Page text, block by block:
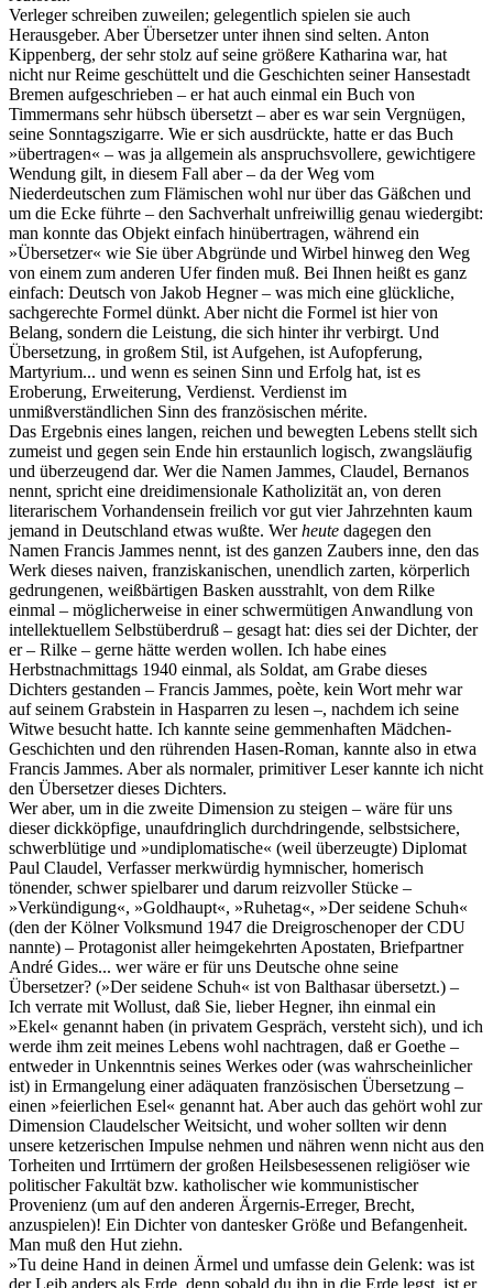
Verleger schreiben zuweilen; gelegentlich spielen sie auch
Herausgeber. Aber Übersetzer unter ihnen sind selten. Anton
Kippenberg, der sehr stolz auf seine größere Katharina war, hat
nicht nur Reime geschüttelt und die Geschichten seiner Hansestadt
Bremen aufgeschrieben ‒ er hat auch einmal ein Buch von
Timmermans sehr hübsch übersetzt ‒ aber es war sein Vergnügen,
seine Sonntagszigarre. Wie er sich ausdrückte, hatte er das Buch
»übertragen« ‒ was ja allgemein als anspruchsvollere, gewichtigere
Wendung gilt, in diesem Fall aber ‒ da der Weg vom
Niederdeutschen zum Flämischen wohl nur über das Gäßchen und
um die Ecke führte ‒ den Sachverhalt unfreiwillig genau wiedergibt:
man konnte das Objekt einfach hinübertragen, während ein
»Übersetzer« wie Sie über Abgründe und Wirbel hinweg den Weg
von einem zum anderen Ufer finden muß. Bei Ihnen heißt es ganz
einfach: Deutsch von Jakob Hegner ‒ was mich eine glückliche,
sachgerechte Formel dünkt. Aber nicht die Formel ist hier von
Belang, sondern die Leistung, die sich hinter ihr verbirgt. Und
Übersetzung, in großem Stil, ist Aufgehen, ist Aufopferung,
Martyrium... und wenn es seinen Sinn und Erfolg hat, ist es
Eroberung, Erweiterung, Verdienst. Verdienst im
unmißverständlichen Sinn des französischen mérite.
Das Ergebnis eines langen, reichen und bewegten Lebens stellt sich
zumeist und gegen sein Ende hin erstaunlich logisch, zwangsläufig
und überzeugend dar. Wer die Namen Jammes, Claudel, Bernanos
nennt, spricht eine dreidimensionale Katholizität an, von deren
literarischem Vorhandensein freilich vor gut vier Jahrzehnten kaum
jemand in Deutschland etwas wußte. Werheute dagegen den
Namen Francis Jammes nennt, ist des ganzen Zaubers inne, den das
Werk dieses naiven, franziskanischen, unendlich zarten, körperlich
gedrungenen, weißbärtigen Basken ausstrahlt, von dem Rilke
einmal ‒ möglicherweise in einer schwermütigen Anwandlung von
intellektuellem Selbstüberdruß ‒ gesagt hat: dies sei der Dichter, der
er ‒ Rilke ‒ gerne hätte werden wollen. Ich habe eines
Herbstnachmittags 1940 einmal, als Soldat, am Grabe dieses
Dichters gestanden ‒ Francis Jammes, poète, kein Wort mehr war
auf seinem Grabstein in Hasparren zu lesen ‒, nachdem ich seine
Witwe besucht hatte. Ich kannte seine gemmenhaften Mädchen-
Geschichten und den rührenden Hasen-Roman, kannte also in etwa
Francis Jammes. Aber als normaler, primitiver Leser kannte ich nicht
den Übersetzer dieses Dichters.
Wer aber, um in die zweite Dimension zu steigen ‒ wäre für uns
dieser dickköpfige, unaufdringlich durchdringende, selbstsichere,
schwerblütige und »undiplomatische« (weil überzeugte) Diplomat
Paul Claudel, Verfasser merkwürdig hymnischer, homerisch
tönender, schwer spielbarer und darum reizvoller Stücke ‒
»Verkündigung«, »Goldhaupt«, »Ruhetag«, »Der seidene Schuh«
(den der Kölner Volksmund 1947 die Dreigroschenoper der CDU
nannte) ‒ Protagonist aller heimgekehrten Apostaten, Briefpartner
André Gides... wer wäre er für uns Deutsche ohne seine
Übersetzer? (»Der seidene Schuh« ist von Balthasar übersetzt.) ‒
Ich verrate mit Wollust, daß Sie, lieber Hegner, ihn einmal ein
»Ekel« genannt haben (in privatem Gespräch, versteht sich), und ich
werde ihm zeit meines Lebens wohl nachtragen, daß er Goethe ‒
entweder in Unkenntnis seines Werkes oder (was wahrscheinlicher
ist) in Ermangelung einer adäquaten französischen Übersetzung ‒
einen »feierlichen Esel« genannt hat. Aber auch das gehört wohl zur
Dimension Claudelscher Weitsicht, und woher sollten wir denn
unsere ketzerischen Impulse nehmen und nähren wenn nicht aus den
Torheiten und Irrtümern der großen Heilsbesessenen religiöser wie
politischer Fakultät bzw. katholischer wie kommunistischer
Provenienz (um auf den anderen Ärgernis-Erreger, Brecht,
anzuspielen)! Ein Dichter von dantesker Größe und Befangenheit.
Man muß den Hut ziehn.
»Tu deine Hand in deinen Ärmel und umfasse dein Gelenk: was ist